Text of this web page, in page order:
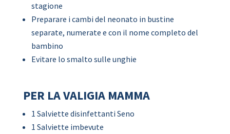
stagione
Preparare i cambi del neonato in bustine
separate, numerate e con il nome completo del
bambino
Evitare lo smalto sulle unghie
PER LA VALIGIA MAMMA
1 Salviette disinfettanti Seno
1 Salviette imbevute